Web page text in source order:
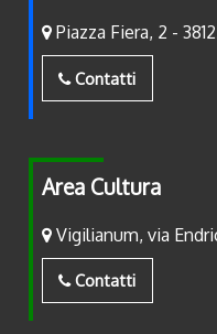
Piazza Fiera, 2 -
Contatti
Area Cultura
Vigilianum, via
Contatti